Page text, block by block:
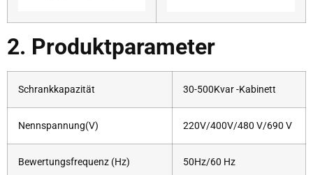
2. Produktparameter
Schrankkapazität 30-500Kvar -Kabinett
Nennspannung(V) 220V/400V/480 V/690 V
Bewertungsfrequenz (Hz) 50Hz/60 Hz